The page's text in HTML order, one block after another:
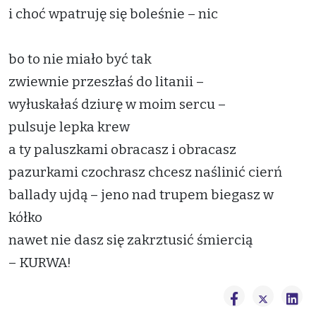
i choć wpatruję się boleśnie – nic
bo to nie miało być tak
zwiewnie przeszłaś do litanii –
wyłuskałaś dziurę w moim sercu –
pulsuje lepka krew
a ty paluszkami obracasz i obracasz
pazurkami czochrasz chcesz naślinić cierń
ballady ujdą – jeno nad trupem biegasz w
kółko
nawet nie dasz się zakrztusić śmiercią
– KURWA!